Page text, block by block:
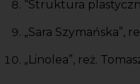
“Struktura
„Sara Szymańska”,
„Linolea”, reż.